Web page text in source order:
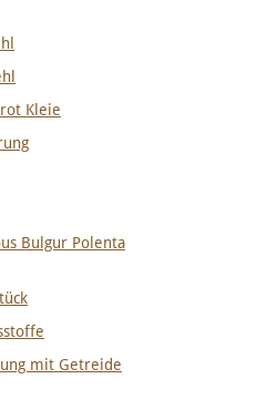
Kleie
Bulgur Polenta
mit Getreide